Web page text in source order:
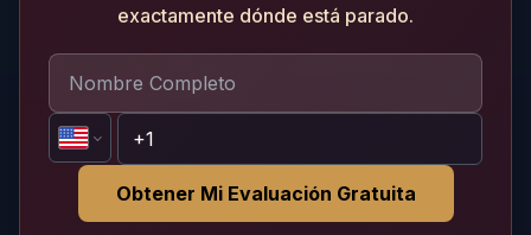
exactamente dónde está parado.
Obtener Mi Evaluación Gratuita